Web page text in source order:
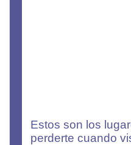
Estos son los
perderte cuando